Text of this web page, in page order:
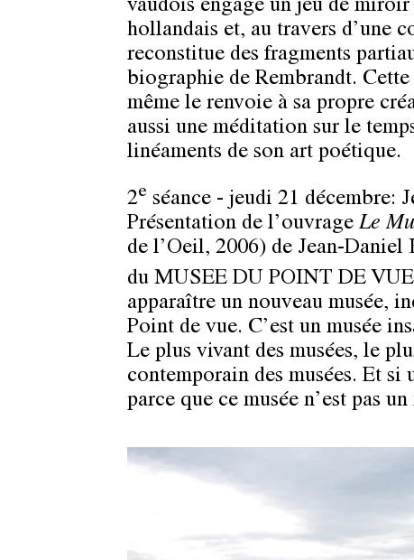
vaudois engage un jeu de
hollandais et, au travers d’une
reconstitue des fragments
biographie de Rembrandt.
même le renvoie à sa propre
aussi une méditation sur le
linéaments de son art poétique.
2e séance - jeudi 21 décembre:
Présentation de l’ouvrage Le
de l’Oeil, 2006) de Jean-Daniel
du MUSEE DU POINT DE
apparaître un nouveau musée,
Point de vue. C’est un musée
Le plus vivant des musées, le
contemporain des musées. Et si
parce que ce musée n’est pas